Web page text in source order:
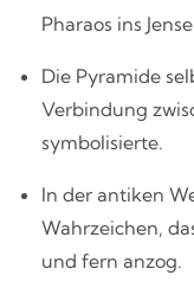
Pharaos ins
Die Pyramide
Verbindung
symbolisierte.
In der antiken
Wahrzeichen,
und fern anzog.